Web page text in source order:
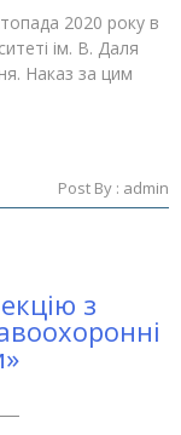
2020 року в
ім. В. Даля
Наказ за цим
Post By : admin
з